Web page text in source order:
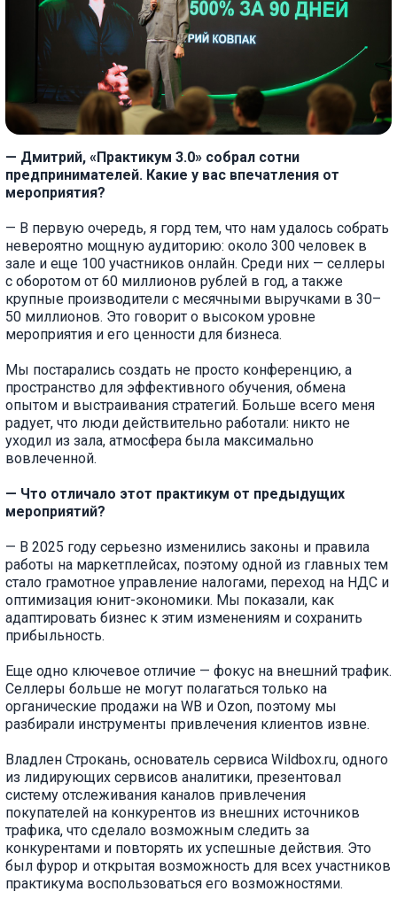
— Дмитрий, «Практикум 3.0» собрал сотни
предпринимателей. Какие у вас впечатления от
мероприятия?
— В первую очередь, я горд тем, что нам удалось собрать
невероятно мощную аудиторию: около 300 человек в
зале и еще 100 участников онлайн. Среди них — селлеры
с оборотом от 60 миллионов рублей в год, а также
крупные производители с месячными выручками в 30–
50 миллионов. Это говорит о высоком уровне
мероприятия и его ценности для бизнеса.
Мы постарались создать не просто конференцию, а
пространство для эффективного обучения, обмена
опытом и выстраивания стратегий. Больше всего меня
радует, что люди действительно работали: никто не
уходил из зала, атмосфера была максимально
вовлеченной.
— Что отличало этот практикум от предыдущих
мероприятий?
— В 2025 году серьезно изменились законы и правила
работы на маркетплейсах, поэтому одной из главных тем
стало грамотное управление налогами, переход на НДС и
оптимизация юнит-экономики. Мы показали, как
адаптировать бизнес к этим изменениям и сохранить
прибыльность.
Еще одно ключевое отличие — фокус на внешний трафик.
Селлеры больше не могут полагаться только на
органические продажи на WB и Ozon, поэтому мы
разбирали инструменты привлечения клиентов извне.
Владлен Строкань, основатель сервиса Wildbox.ru, одного
из лидирующих сервисов аналитики, презентовал
систему отслеживания каналов привлечения
покупателей на конкурентов из внешних источников
трафика, что сделало возможным следить за
конкурентами и повторять их успешные действия. Это
был фурор и открытая возможность для всех участников
практикума воспользоваться его возможностями.